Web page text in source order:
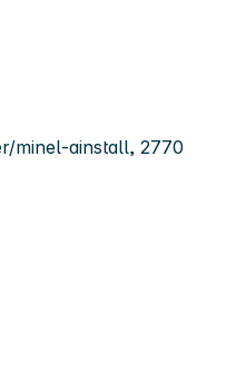
minel-ainstall, 2770